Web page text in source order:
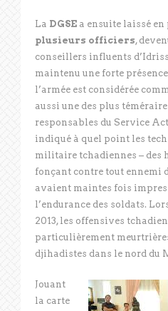
La DGSE a ensuite laissé en
plusieurs officiers,
conseillers influents
maintenu une forte
l’armée est considérée
aussi une des plus
responsables du Service
indiqué à quel point les
militaire tchadiennes – des
fonçant contre tout ennemi
avaient maintes fois
l’endurance des soldats.
2013, les offensives
particulièrement
djihadistes dans le nord du
Jouant
la carte